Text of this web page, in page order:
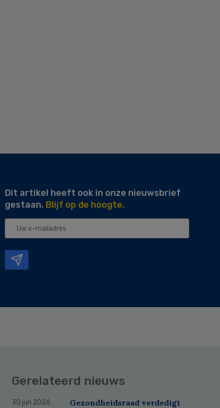
Dit artikel heeft ook in onze nieuwsbrief
gestaan. Blijf op de hoogte.
Uw
Gerelateerd nieuws
30 jun 2026
Gezondheidsraad verdedigt